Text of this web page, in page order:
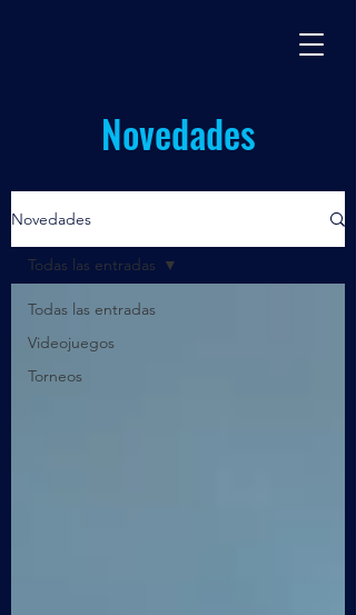
Novedades
Novedades
Todas las entradas
Videojuegos
Torneos
Todas las entradas